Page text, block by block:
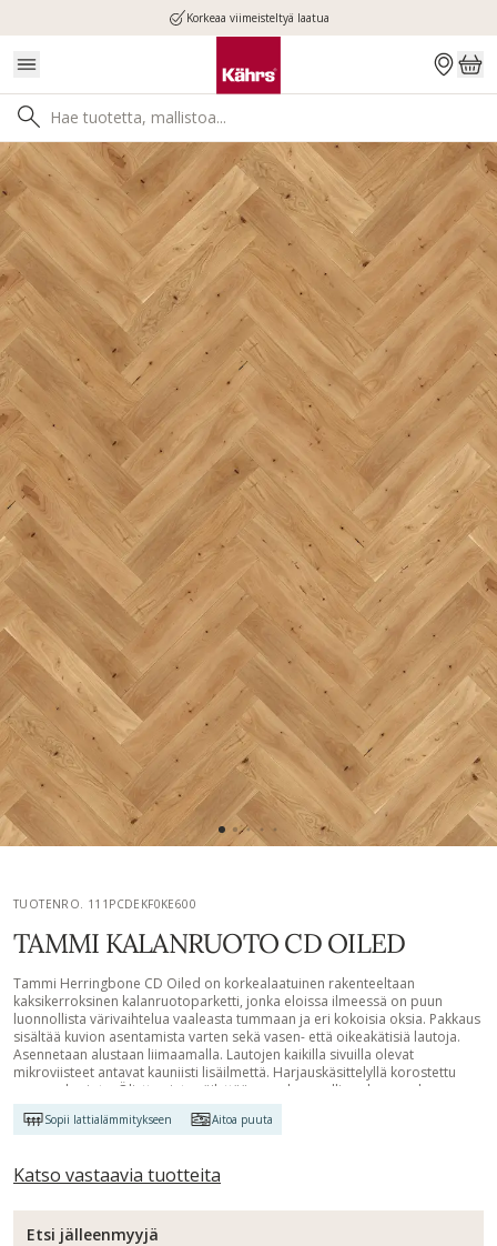
Korkeaa viimeisteltyä laatua
TUOTENRO. 111PCDEKF0KE600
TAMMI KALANRUOTO CD OILED
Tammi Herringbone CD Oiled on korkealaatuinen rakenteeltaan
kaksikerroksinen kalanruotoparketti, jonka eloissa ilmeessä on puun
luonnollista värivaihtelua vaaleasta tummaan ja eri kokoisia oksia. Pakkaus
sisältää kuvion asentamista varten sekä vasen- että oikeakätisiä lautoja.
Asennetaan alustaan liimaamalla. Lautojen kaikilla sivuilla olevat
mikroviisteet antavat kauniisti lisäilmettä. Harjauskäsittelyllä korostettu
puunsyykuviota. Öljytty pinta säilyttää puun luonnollisen kauneuden.
Parketille tulee tehdä täydentävä pintakäsittely Kährs Satin Oil -
hoitoaineella asennuksen jälkeen ennen lattian käyttöönottoa.
Sopii lattialämmitykseen Aitoa puuta
Katso vastaavia tuotteita
Etsi jälleenmyyjä